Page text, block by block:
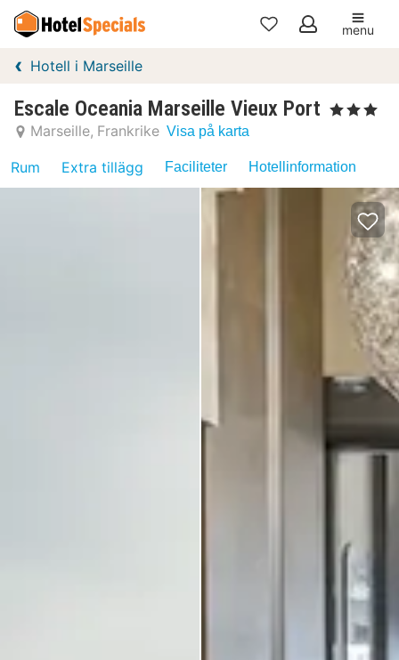
Mina
menu
Hotell i Marseille
Escale Oceania Marseille Vieux Port , 3 Stjärnor
Marseille Frankrike Visa på karta
Rum Extra tillägg Faciliteter Hotellinformation